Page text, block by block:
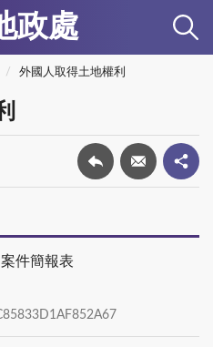
政處
外國人取得土地權利
件簡報表